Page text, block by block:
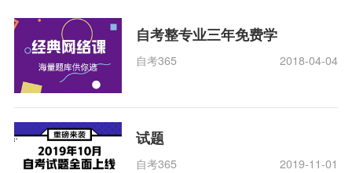
自考整专业三年免费学
自考365 2018-04-04
试题
自考365 2019-11-01